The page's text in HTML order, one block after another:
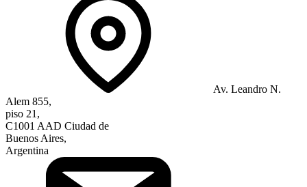
Av. Leandro N.
Alem 855,
piso 21,
C1001 AAD Ciudad de
Buenos Aires,
Argentina